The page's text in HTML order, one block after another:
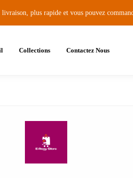
plus rapide et vous pouvez
Collections Contactez Nous